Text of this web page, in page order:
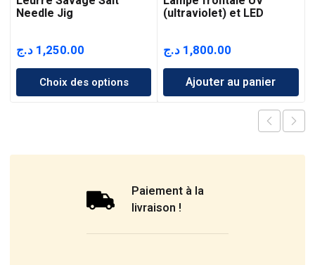
Needle Jig
1,250.00 د.ج
Choix des options
(ultraviolet) et LED
1,800.00 د.ج
Ajouter au panier
Paiement à la
livraison !